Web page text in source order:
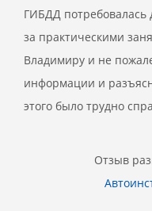
ГИБДД потребовалась
за практическими
Владимиру и не
информации и
этого было трудно
Отзыв